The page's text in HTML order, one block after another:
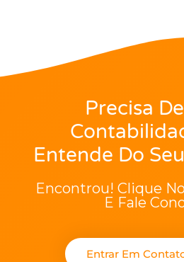
Precisa
Entende Do
Encontrou! Clique
E Fale
Entrar Em